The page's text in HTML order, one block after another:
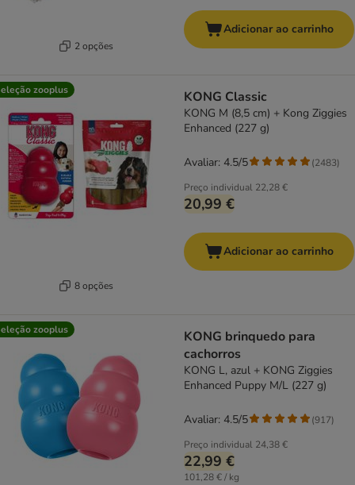
2 opções
Adicionar ao carrinho
zooplus
8 opções
KONG Classic
KONG M (8,5 cm) + Kong Ziggies
Enhanced (227 g)
Preço individual 22,28 €
20,99 €
Avaliar: 4.5/5 (2483)
Adicionar ao carrinho
zooplus
KONG brinquedo para
cachorros
KONG L, azul + KONG Ziggies
Enhanced Puppy M/L (227 g)
Preço individual 24,38 €
22,99 €
101,28 € / kg
Avaliar: 4.5/5 (917)